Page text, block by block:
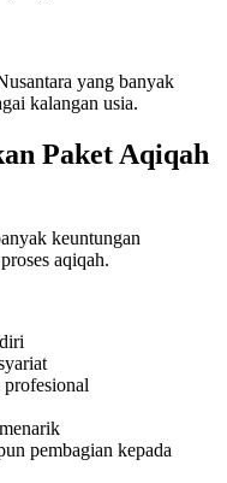
yang banyak
kalangan usia.
Paket Aqiqah
keuntungan
aqiqah.
profesional
pembagian kepada